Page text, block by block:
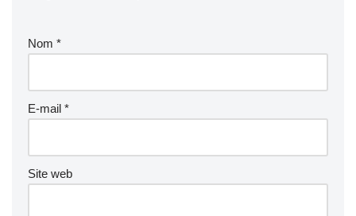
Nom *
E-mail *
Site web